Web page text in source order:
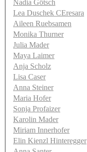
Nadia Götsch
Lea Duschek CEresara
Aileen Ruebsamen
Monika Thurner
Julia Mader
Maya Laimer
Anja Scholz
Lisa Caser
Anna Steiner
Maria Hofer
Sonja Profaizer
Karolin Mader
Miriam Innerhofer
Elin Kienzl Hinteregger